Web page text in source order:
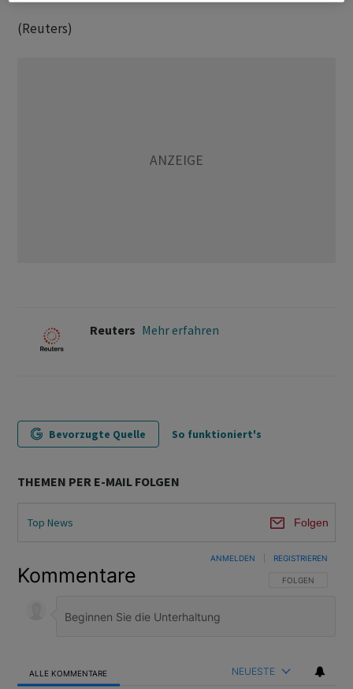
(Reuters)
Reuters Mehr erfahren
Bevorzugte Quelle So funktioniert's
THEMEN PER E-MAIL FOLGEN
Top News Folgen
Kommentare FOLGE DIESER
FOLGEN
ANMELDEN REGISTRIEREN
ALLE KOMMENTARE NEUESTE